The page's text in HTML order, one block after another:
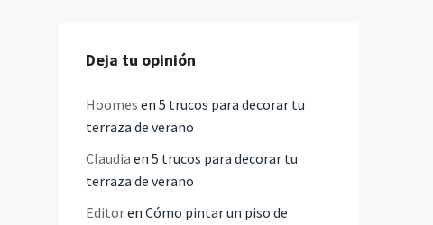
Deja tu opinión
Hoomes en 5 trucos para decorar tu
terraza de verano
Claudia en 5 trucos para decorar tu
terraza de verano
Editoren Cómo pintar un piso de